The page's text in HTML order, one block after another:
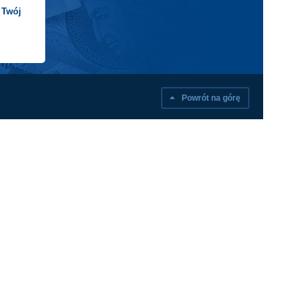
Powrót na górę